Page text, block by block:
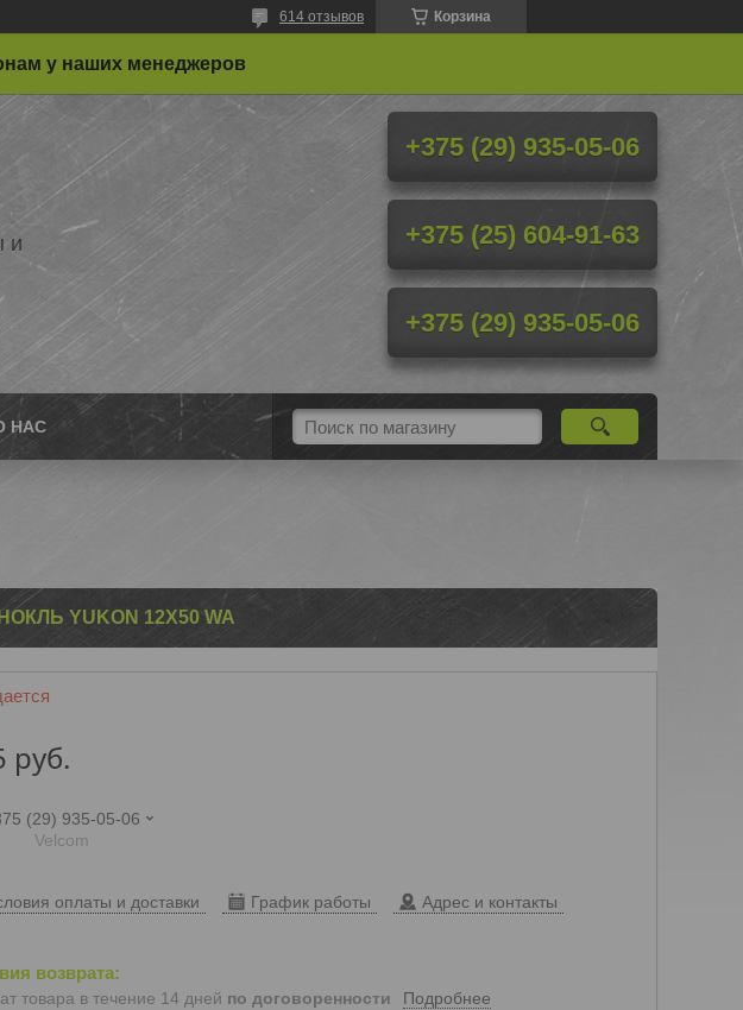
Корзина
614 отзывов
у наших менеджеров
и
+375 (29) 935-05-06
+375 (25) 604-91-63
+375 (29) 935-05-06
НАС
YUKON 12X50 WA
руб.
(29) 935-05-06
Velcom
оплаты и доставки График работы Адрес и контакты
товара в течение 14 дней по договоренности Подробнее